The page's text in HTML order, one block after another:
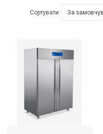
Сортувати: